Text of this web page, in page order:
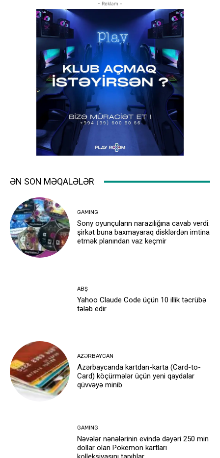
- Reklam -
ƏN SON MƏQALƏLƏR
GAMING
Sony oyunçuların narazılığına cavab verdi:
şirkət buna baxmayaraq disklərdən imtina
etmək planından vaz keçmir
ABŞ
Yahoo Claude Code üçün 10 illik təcrübə
tələb edir
AZƏRBAYCAN
Azərbaycanda kartdan-karta (Card-to-
Card) köçürmələr üçün yeni qaydalar
qüvvəyə minib
GAMING
Nəvələr nənələrinin evində dəyəri 250 min
dollar olan Pokemon kartları